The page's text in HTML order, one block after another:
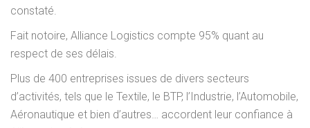
constaté.
Fait notoire, Alliance Logistics compte 95% quant au
respect de ses délais.
Plus de 400 entreprises issues de divers secteurs
d’activités, tels que le Textile, le BTP, l’Industrie, l’Automobile,
Aéronautique et bien d’autres… accordent leur confiance à